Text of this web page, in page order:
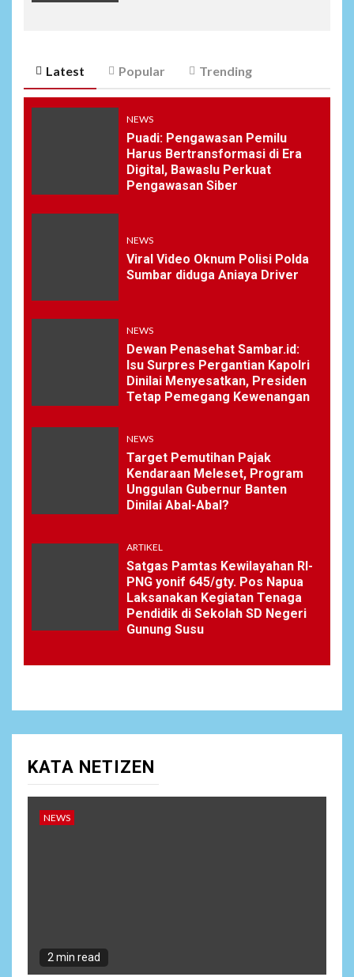
Latest Popular Trending
NEWS
Puadi: Pengawasan Pemilu
Harus Bertransformasi di Era
Digital, Bawaslu Perkuat
Pengawasan Siber
NEWS
Viral Video Oknum Polisi Polda
Sumbar diduga Aniaya Driver
NEWS
Dewan Penasehat Sambar.id:
Isu Surpres Pergantian Kapolri
Dinilai Menyesatkan, Presiden
Tetap Pemegang Kewenangan
NEWS
Target Pemutihan Pajak
Kendaraan Meleset, Program
Unggulan Gubernur Banten
Dinilai Abal-Abal?
ARTIKEL
Satgas Pamtas Kewilayahan RI-
PNG yonif 645/gty. Pos Napua
Laksanakan Kegiatan Tenaga
Pendidik di Sekolah SD Negeri
Gunung Susu
KATA NETIZEN
NEWS
2 min read